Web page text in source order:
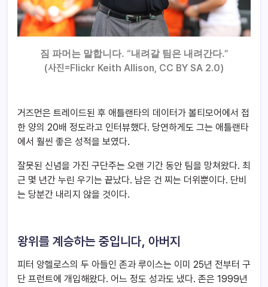
짐 파머는 말합니다. “내려갈 팀은 내려간다.”
(사진= Flickr Keith Allison, CC BY SA 2.0)
거즈먼은 트레이드된 후 애틀랜타의 데이터가 볼티모어에서 접
한 양의 20배 정도라고 인터뷰했다. 당연하게도 그는 애틀랜타
에서 훨씬 좋은 성적을 보였다.
잘못된 신념을 가진 구단주는 오랜 기간 동안 팀을 망쳐왔다. 최
근 몇 년간 누린 우기는 끝났다. 남은 건 찌는 더위뿐이다. 단비
는 당분간 내리지 않을 것이다.
왕위를 계승하는 중입니다, 아버지
피터 앙헬로스의 두 아들인 존과 루이스는 이미 25년 전부터 구
단 프런트에 개입해왔다. 어느 정도 성과도 냈다. 존은 1999년